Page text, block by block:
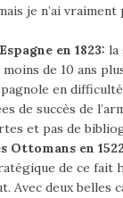
je n’ai
en 1823: la
de 10 ans
en
de succès de
et pas de
Ottomans en
de ce fait
Avec deux belles